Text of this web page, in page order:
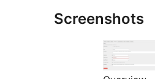
Screenshots